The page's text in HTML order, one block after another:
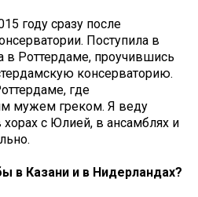
году сразу после
Поступила в
в Роттердаме, проучившись
консерваторию.
где
мужем греком. Я веду
с Юлией, в ансамблях и
в Казани и в Нидерландах?